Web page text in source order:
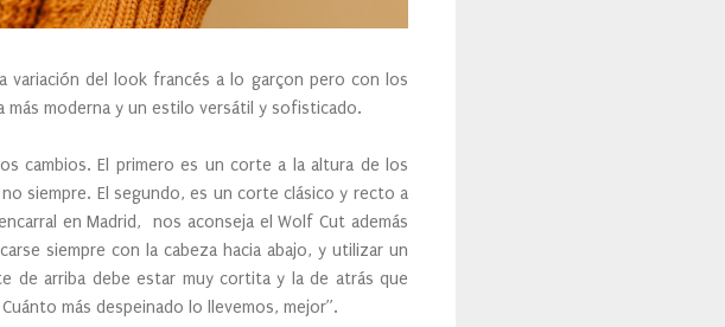
del look francés a lo garçon pero con los
más moderna y un estilo versátil y sofisticado.
cambios. El primero es un corte a la altura de los
siempre. El segundo, es un corte clásico y recto a
en Madrid, nos aconseja el Wolf Cut además
siempre con la cabeza hacia abajo, y utilizar un
de arriba debe estar muy cortita y la de atrás que
más despeinado lo llevemos, mejor”.